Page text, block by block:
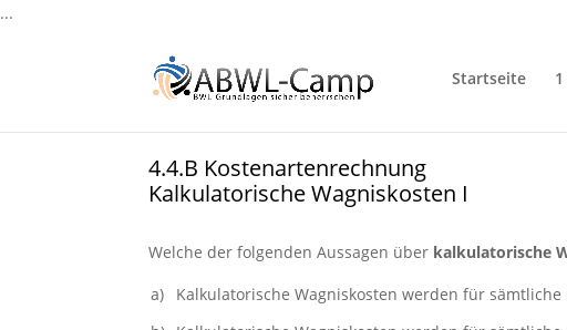
...
Startseite
4.4.B Kostenartenrechnung
Kalkulatorische Wagniskosten I
Welche der folgenden Aussagen über kalkulatorische
a)
Kalkulatorische Wagniskosten werden für